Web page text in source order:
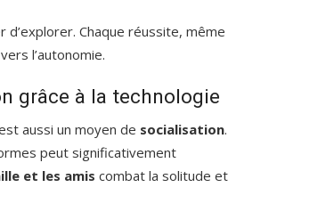
Chaque réussite, même
l’autonomie.
grâce à la technologie
aussi un moyen de socialisation.
peut significativement
et les amis combat la solitude et